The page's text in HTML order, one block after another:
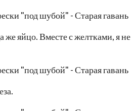
же яйцо. Вместе с желтками, я не